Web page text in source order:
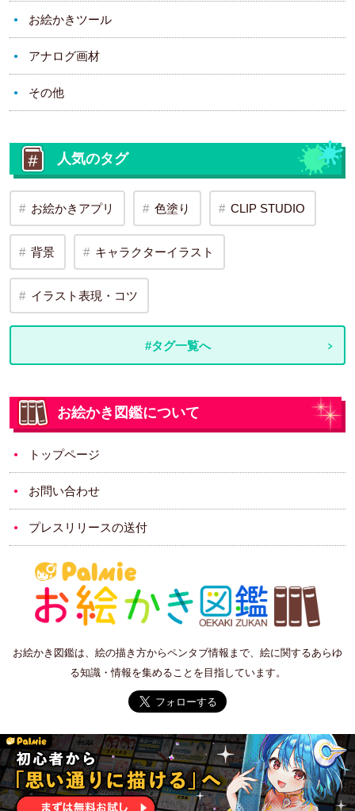
お絵かきツール
アナログ画材
その他
人気のタグ
お絵かきアプリ 色塗り CLIP STUDIO
背景 キャラクターイラスト
イラスト表現・コツ
#タグ一覧へ
お絵かき図鑑について
トップページ
お問い合わせ
プレスリリースの送付
お絵かき図鑑は、絵の描き方からペンタブ情報まで、絵に関するあらゆ
る知識・情報を集めることを目指しています。